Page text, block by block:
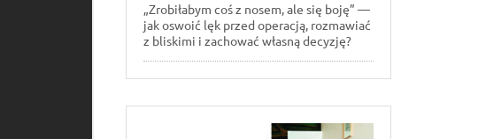
„Zrobiłabym coś z nosem, ale się boję” —
jak oswoić lęk przed operacją, rozmawiać
z bliskimi i zachować własną decyzję?